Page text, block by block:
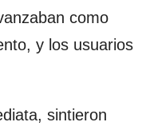
como
y los usuarios
sintieron